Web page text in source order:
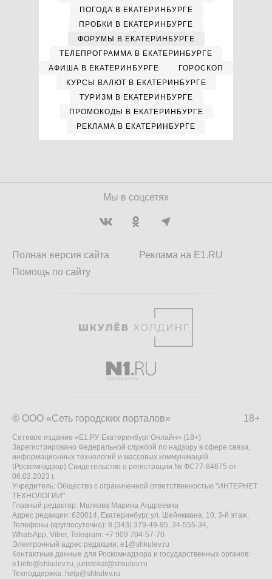
ПОГОДА В ЕКАТЕРИНБУРГЕ
ПРОБКИ В ЕКАТЕРИНБУРГЕ
ФОРУМЫ В ЕКАТЕРИНБУРГЕ
ТЕЛЕПРОГРАММА В ЕКАТЕРИНБУРГЕ
АФИША В ЕКАТЕРИНБУРГЕ
ГОРОСКОП
КУРСЫ ВАЛЮТ В ЕКАТЕРИНБУРГЕ
ТУРИЗМ В ЕКАТЕРИНБУРГЕ
ПРОМОКОДЫ В ЕКАТЕРИНБУРГЕ
РЕКЛАМА В ЕКАТЕРИНБУРГЕ
Мы в соцсетях
Полная версия сайта
Помощь по сайту
Реклама на E1.RU
18+
© ООО «Сеть городских порталов»
Сетевое издание «Е1.РУ Екатеринбург Онлайн» (18+)
Зарегистрировано Федеральной службой по надзору в сфере связи,
информационных технологий и массовых коммуникаций
(Роскомнадзор) Свидетельство о регистрации № ФС77-84675 от
06.02.2023 г.
Учредитель: Общество с ограниченной ответственностью "ИНТЕРНЕТ
ТЕХНОЛОГИИ"
Главный редактор: Малкова Марина Андреевна
Адрес редакции: 620014, Екатеринбург, ул. Шейнкмана, 10, 3-й этаж,
Телефоны (круглосуточно): 8 (343) 379-49-95, 34-555-34,
WhatsApp, Viber, Telegram: +7 909 704-57-70
Электронный адрес редакции: e1@shkulev.ru
Контактные данные для Роскомнадзора и государственных органов:
e1info@shkulev.ru, juristekat@shkulev.ru
Техподдержка: help@shkulev.ru